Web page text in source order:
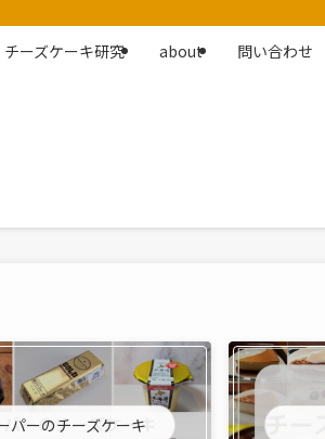
チーズケーキ研究 about 問い合わせ
パーのチーズケーキ